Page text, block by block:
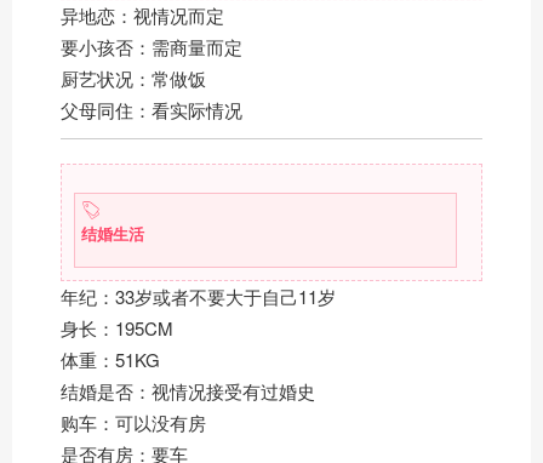
异地恋：视情况而定
要小孩否：需商量而定
厨艺状况：常做饭
父母同住：看实际情况
结婚生活
年纪：33岁或者不要大于自己11岁
身长：195CM
体重：51KG
结婚是否：视情况接受有过婚史
购车：可以没有房
是否有房：要车